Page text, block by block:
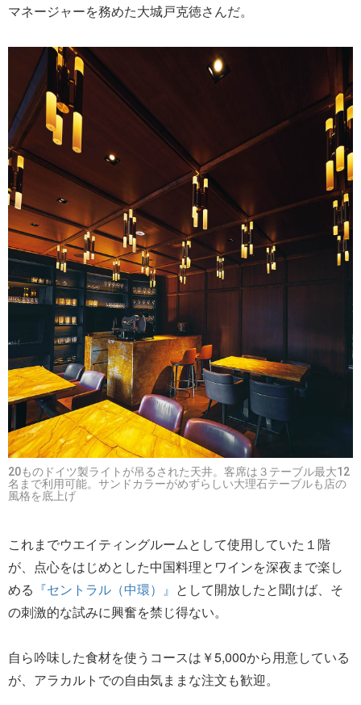
マネージャーを務めた大城戸克徳さんだ。
20ものドイツ製ライトが吊るされた天井。客席は３テーブル最大12
名まで利用可能。サンドカラーがめずらしい大理石テーブルも店の
風格を底上げ
これまでウエイティングルームとして使用していた１階
が、点心をはじめとした中国料理とワインを深夜まで楽し
める 『セントラル（中環）』 として開放したと聞けば、そ
の刺激的な試みに興奮を禁じ得ない。
自ら吟味した食材を使うコースは￥5,000から用意している
が、アラカルトでの自由気ままな注文も歓迎。